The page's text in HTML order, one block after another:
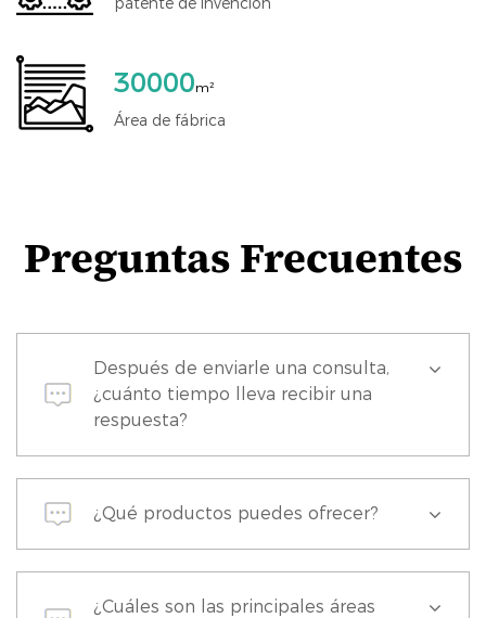
30000m²
Área de fábrica
Preguntas Frecuentes
Después de enviarle una consulta,
¿cuánto tiempo lleva recibir una
respuesta?
¿Qué productos puedes ofrecer?
¿Cuáles son las principales áreas